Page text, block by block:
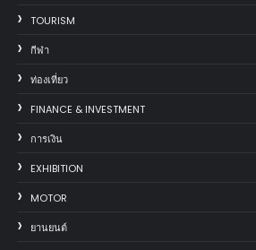
TOURISM
กีฬา
ท่องเที่ยว
FINANCE & INVESTMENT
การเงิน
EXHIBITION
MOTOR
‎ยานยนต์‎